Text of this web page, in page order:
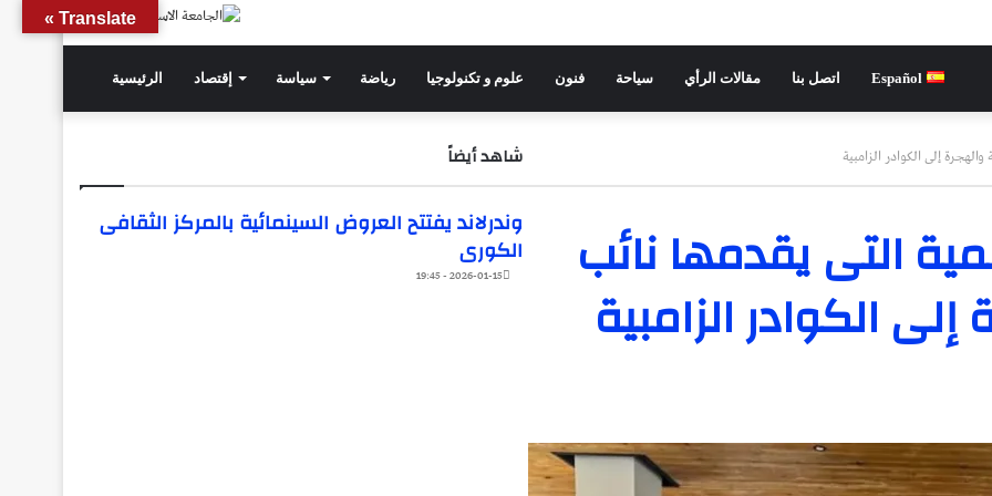
الرئيسية إقتصاد سياسة رياضة علوم و تكنولوجيا فنون سياحة مقالات الرأي اتصل بنا Español
إلى الكوادر الزامبية
التى يقدمها نائب
إلى الكوادر الزامبية
شاهد أيضاً
إغلاق
وندرلاند يفتتح العروض السينمائية بالمركز الثقافى
الكورى
2026-01-15 - 19:45
Translate »